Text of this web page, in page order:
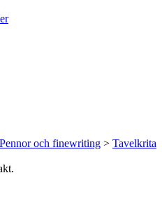
och finewriting > Tavelkrita